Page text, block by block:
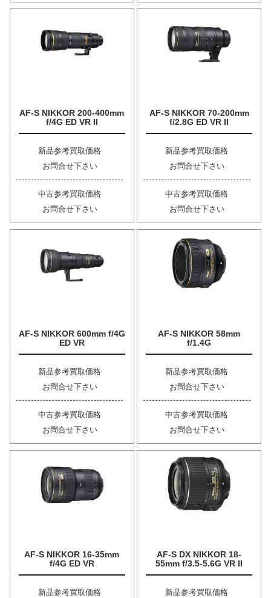
AF-S NIKKOR 200-400mm
f/4G ED VR II
新品参考買取価格
お問合せ下さい
中古参考買取価格
お問合せ下さい
AF-S NIKKOR 70-200mm
f/2.8G ED VR II
新品参考買取価格
お問合せ下さい
中古参考買取価格
お問合せ下さい
AF-S NIKKOR 600mm f/4G
ED VR
新品参考買取価格
お問合せ下さい
中古参考買取価格
お問合せ下さい
AF-S NIKKOR 58mm
f/1.4G
新品参考買取価格
お問合せ下さい
中古参考買取価格
お問合せ下さい
AF-S NIKKOR 16-35mm
f/4G ED VR
新品参考買取価格
AF-S DX NIKKOR 18-
55mm f/3.5-5.6G VR II
新品参考買取価格